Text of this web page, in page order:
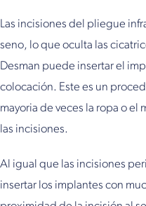
Las incisiones del pliegue
seno, lo que oculta las
Desman puede insertar el
colocación. Este es un
mayoria de veces la ropa o el
las incisiones.
Al igual que las incisiones
insertar los implantes con